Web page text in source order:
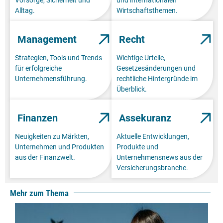
Alltag.
Wirtschaftsthemen.
Management
Strategien, Tools und Trends
für erfolgreiche
Unternehmensführung.
Recht
Wichtige Urteile,
Gesetzesänderungen und
rechtliche Hintergründe im
Überblick.
Finanzen
Neuigkeiten zu Märkten,
Unternehmen und Produkten
aus der Finanzwelt.
Assekuranz
Aktuelle Entwicklungen,
Produkte und
Unternehmensnews aus der
Versicherungsbranche.
Mehr zum Thema